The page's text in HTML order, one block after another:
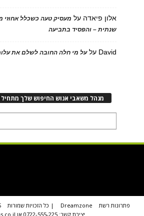
אלון פיאדה על מעסיק טעה כשכלל אחוזי
שנתית – והפסיד בתביעה
David עלעל מי חלה החובה לשלם את
מנהל משאבי אנוש החיפוש שלך
פתרונות רשת Dreamzone | כל הזכויות שמורות
יצירת קשר: 0722-555-225 או news@hrus.co.il